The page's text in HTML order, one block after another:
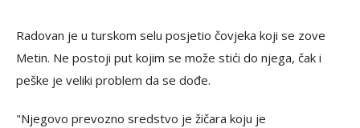
Radovan je u turskom selu posjetio čovjeka koji se zove
Metin. Ne postoji put kojim se može stići do njega, čak i
peške je veliki problem da se dođe.
"Njegovo prevozno sredstvo je žičara koju je